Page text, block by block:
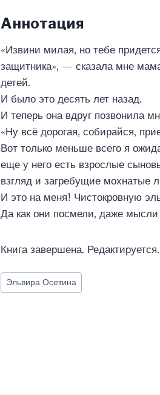
Аннотация
«Извини милая, но тебе
защитника», — сказала мне
детей.
И было это десять лет назад.
И теперь она вдруг позвонила
«Ну всё дорогая, собирайся,
Вот только меньше всего я
еще у него есть взрослые
взгляд и загребущие мохнатые
И это на меня! Чистокровную
Да как они посмели, даже
Книга завершена. Редактируется.
Метки
записи:
Эльвира Осетина